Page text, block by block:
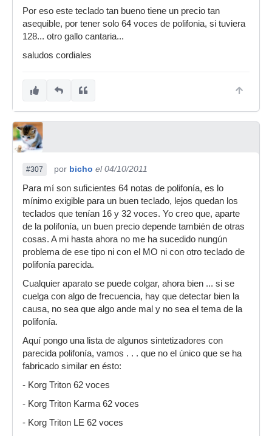
Por eso este teclado tan bueno tiene un precio tan
asequible, por tener solo 64 voces de polifonia, si tuviera
128... otro gallo cantaria...
saludos cordiales
#307 por bicho el 04/10/2011
Para mí son suficientes 64 notas de polifonía, es lo
mínimo exigible para un buen teclado, lejos quedan los
teclados que tenían 16 y 32 voces. Yo creo que, aparte
de la polifonía, un buen precio depende también de otras
cosas. A mi hasta ahora no me ha sucedido nungún
problema de ese tipo ni con el MO ni con otro teclado de
polifonía parecida.
Cualquier aparato se puede colgar, ahora bien ... si se
cuelga con algo de frecuencia, hay que detectar bien la
causa, no sea que algo ande mal y no sea el tema de la
polifonía.
Aquí pongo una lista de algunos sintetizadores con
parecida polifonía, vamos . . . que no el único que se ha
fabricado similar en ésto:
- Korg Triton 62 voces
- Korg Triton Karma 62 voces
- Korg Triton LE 62 voces